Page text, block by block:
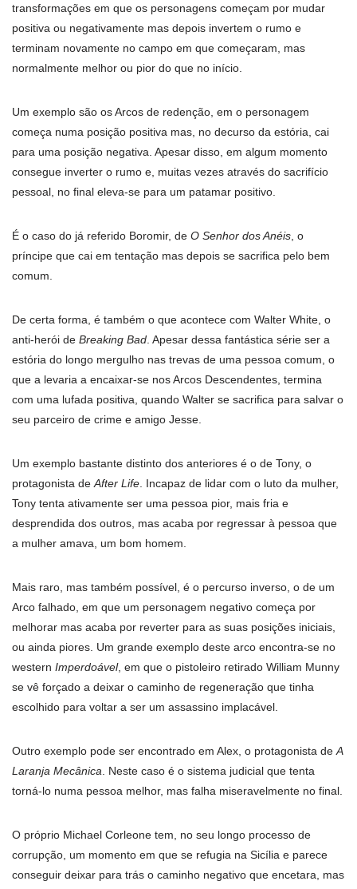
transformações em que os personagens começam por mudar
positiva ou negativamente mas depois invertem o rumo e
terminam novamente no campo em que começaram, mas
normalmente melhor ou pior do que no início.
Um exemplo são os Arcos de redenção, em o personagem
começa numa posição positiva mas, no decurso da estória, cai
para uma posição negativa. Apesar disso, em algum momento
consegue inverter o rumo e, muitas vezes através do sacrifício
pessoal, no final eleva-se para um patamar positivo.
É o caso do já referido Boromir, de O Senhor dos Anéis , o
príncipe que cai em tentação mas depois se sacrifica pelo bem
comum.
De certa forma, é também o que acontece com Walter White, o
anti-herói de Breaking Bad . Apesar dessa fantástica série ser a
estória do longo mergulho nas trevas de uma pessoa comum, o
que a levaria a encaixar-se nos Arcos Descendentes, termina
com uma lufada positiva, quando Walter se sacrifica para salvar o
seu parceiro de crime e amigo Jesse.
Um exemplo bastante distinto dos anteriores é o de Tony, o
protagonista de After Life . Incapaz de lidar com o luto da mulher,
Tony tenta ativamente ser uma pessoa pior, mais fria e
desprendida dos outros, mas acaba por regressar à pessoa que
a mulher amava, um bom homem.
Mais raro, mas também possível, é o percurso inverso, o de um
Arco falhado, em que um personagem negativo começa por
melhorar mas acaba por reverter para as suas posições iniciais,
ou ainda piores. Um grande exemplo deste arco encontra-se no
western Imperdoável, em que o pistoleiro retirado William Munny
se vê forçado a deixar o caminho de regeneração que tinha
escolhido para voltar a ser um assassino implacável.
Outro exemplo pode ser encontrado em Alex, o protagonista de A
Laranja Mecânica . Neste caso é o sistema judicial que tenta
torná-lo numa pessoa melhor, mas falha miseravelmente no final.
O próprio Michael Corleone tem, no seu longo processo de
corrupção, um momento em que se refugia na Sicília e parece
conseguir deixar para trás o caminho negativo que encetara, mas